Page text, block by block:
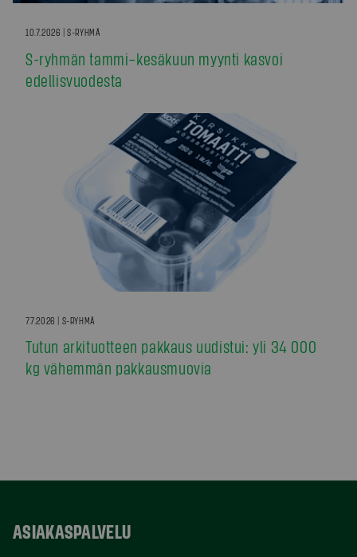
10.7.2026 | S-RYHMÄ
S-ryhmän tammi–kesäkuun myynti kasvoi
edellisvuodesta
7.7.2026 | S-RYHMÄ
Tutun arkituotteen pakkaus uudistui: yli 34 000
kg vähemmän pakkausmuovia
ASIAKASPALVELU